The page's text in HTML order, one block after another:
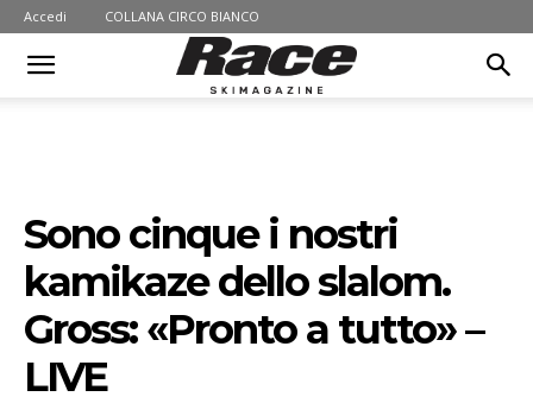
Accedi COLLANA CIRCO BIANCO
Sono cinque i nostri
kamikaze dello slalom.
Gross: «Pronto a tutto» –
LIVE